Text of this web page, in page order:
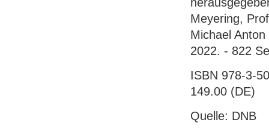
Meyering,
Michael
2022. - 822
ISBN 978-3-
149.00 (DE)
Quelle: DNB